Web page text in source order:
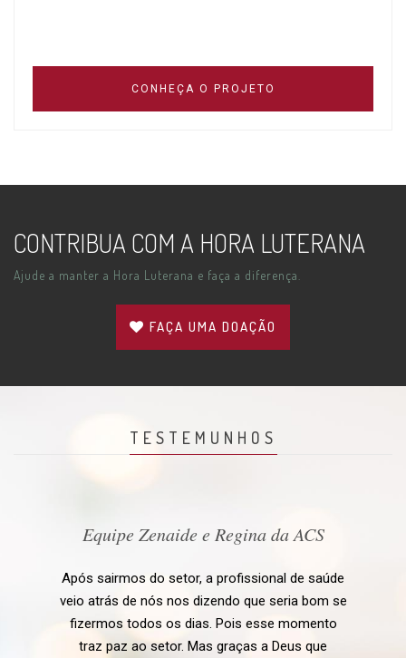
CONHEÇA O PROJETO
CONTRIBUA COM A HORA LUTERANA
Ajude a manter a Hora Luterana e faça a diferença.
FAÇA UMA DOAÇÃO
TESTEMUNHOS
Equipe Zenaide e Regina da ACS
Após sairmos do setor, a profissional de saúde
veio atrás de nós nos dizendo que seria bom se
fizermos todos os dias. Pois esse momento
traz paz ao setor. Mas graças a Deus que